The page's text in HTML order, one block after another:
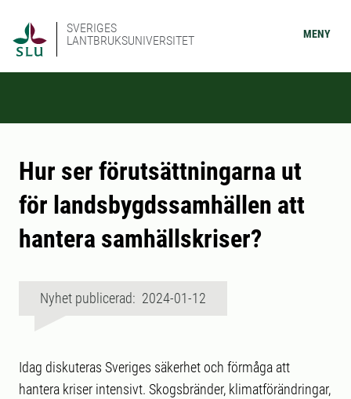
SVERIGES
LANTBRUKSUNIVERSITET
MENY
Hur ser förutsättningarna ut
för landsbygdssamhällen att
hantera samhällskriser?
Nyhet publicerad: 2024-01-12
Idag diskuteras Sveriges säkerhet och förmåga att
hantera kriser intensivt. Skogsbränder, klimatförändringar,